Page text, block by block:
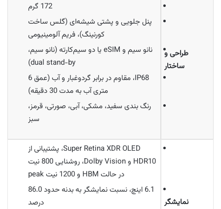
طراحی و
ساختار
172 گرم
پنل جلویی و پشتی شیشه‌ای (گلس ساخت
کورنینگ)، فریم آلومینیومی
نانو سیم و eSIM یا دو سیم‌کارته (نانو سیم،
dual stand-by)
IP68، مقاوم در برابر گردوغبار و آب (عمق 6
متری آب به مدت 30 دقیقه)
رنگ بندی سفید، مشکی، آبی، صورتی، قرمز،
سبز
نمایشگر
Super Retina XDR OLED، پشتیبانی از
HDR10 و Dolby Vision، روشنایی 800 نیت
در حالت HBM و 1200 نیت peak
6.1 اینچ، نسبت نمایشگر به بدنه حدود 86.0
درصد